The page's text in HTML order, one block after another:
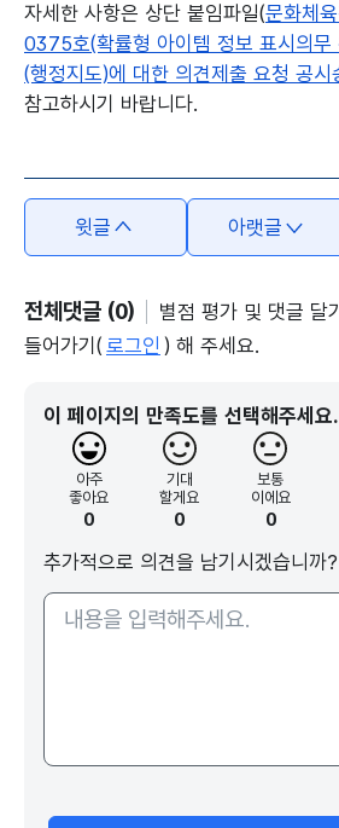
자세한 사항은 상단 붙임파일(문화체
0375호(확률형 아이템 정보 표시의무
(행정지도)에 대한 의견제출 요청 공
참고하시기 바랍니다.
윗글 아랫글
전체댓글 (0)
별점 평가 및 댓글 달
들어가기( 로그인 ) 해 주세요.
이 페이지의 만족도를 선택해주세요.
아주
좋아요
0
기대
할게요
0
보통
이에요
0
추가적으로 의견을 남기시겠습니까?